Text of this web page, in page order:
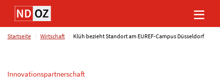
Direkt
Inhalt
(Eingabetaste)
Direkt
Hauptmenu
(Eingabetaste)
Direkt
Suche
(Eingabetaste)
Direkt
Footer
(Eingabetaste)
Startseite Wirtschaft Klüh bezieht Standort am EUREF-Campus Düsseldorf
Innovationspartnerschaft